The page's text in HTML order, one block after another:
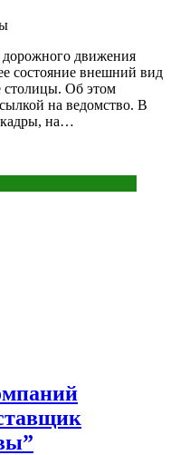
движения
состояние внешний вид
столицы. Об этом
на ведомство. В
на…